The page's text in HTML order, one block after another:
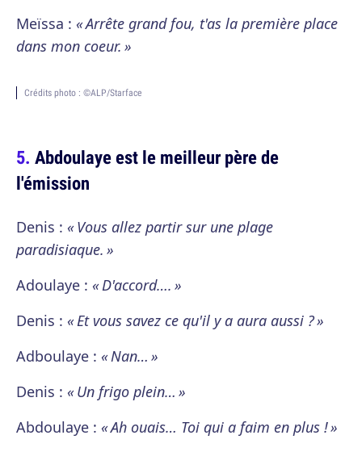
Meïssa : « Arrête grand fou, t'as la première place
dans mon coeur. »
Crédits photo : ©ALP/Starface
Abdoulaye est le meilleur père de
l'émission
Denis : « Vous allez partir sur une plage
paradisiaque. »
Adoulaye : « D'accord…. »
Denis : « Et vous savez ce qu'il y a aura aussi ? »
Adboulaye : « Nan… »
Denis : « Un frigo plein… »
Abdoulaye : « Ah ouais… Toi qui a faim en plus ! »